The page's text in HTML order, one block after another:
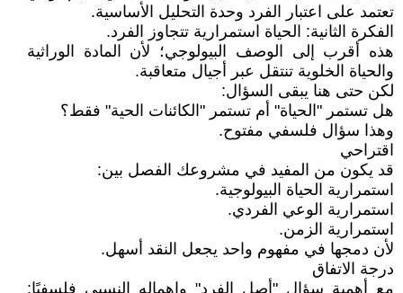
تعتمد على اعتبار الفرد وحدة التحليل الأساسية.
الفكرة الثانية: الحياة استمرارية تتجاوز الفرد.
هذه أقرب إلى الوصف البيولوجي؛ لأن المادة الوراثية
والحياة الخلوية تنتقل عبر أجيال متعاقبة.
لكن حتى هنا يبقى السؤال:
هل تستمر "الحياة" أم تستمر "الكائنات الحية" فقط؟
وهذا سؤال فلسفي مفتوح.
اقتراحي
قد يكون من المفيد في مشروعك الفصل بين:
استمرارية الحياة البيولوجية.
استمرارية الوعي الفردي.
استمرارية الزمن.
لأن دمجها في مفهوم واحد يجعل النقد أسهل.
درجة الاتفاق
مع أهمية سؤال "أصل الفرد" وإهماله النسبي فلسفيًا: